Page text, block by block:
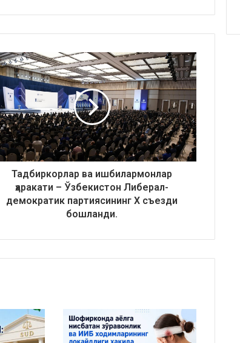
Тадбиркорлар ва ишбилармонлар
ҳаракати – Ўзбекистон Либерал-
демократик партиясининг X съезди
бошланди.